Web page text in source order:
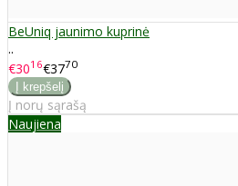
BeUniq jaunimo kuprinė
..
€3016€3770
Į norų sąrašą
Naujiena